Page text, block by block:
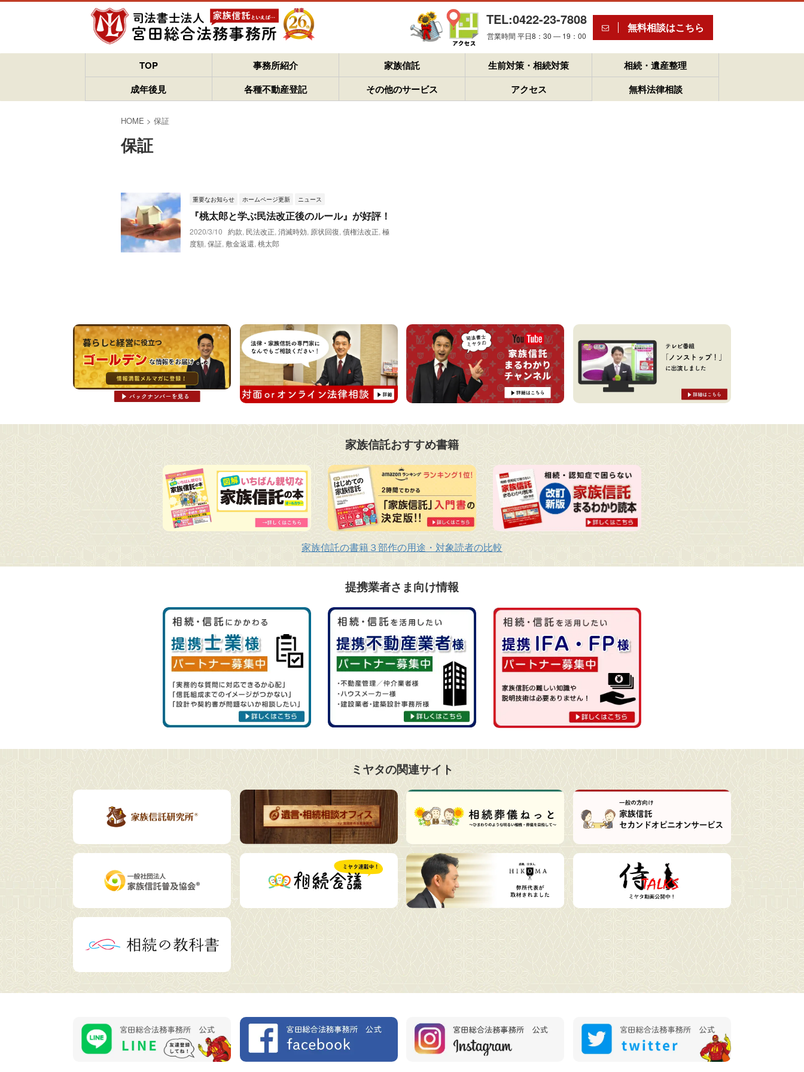
TEL:0422-23-7808
営業時間 平日8：30 ― 19：00
無料相談はこちら
TOP 事務所紹介 家族信託 生前対策・相続対策
相続・遺産整理
成年後見
各種不動産登記 その他のサービス アクセス 無料法律相談
HOME > 保証
保証
重要なお知らせ ホームページ更新 ニュース
『桃太郎と学ぶ民法改正後のルール』が好評！
2020/3/10 約款, 民法改正, 消滅時効, 原状回復, 債権法改正, 極
度額, 保証, 敷金返還, 桃太郎
家族信託おすすめ書籍
家族信託の書籍３部作の用途・対象読者の比較
提携業者さま向け情報
ミヤタの関連サイト